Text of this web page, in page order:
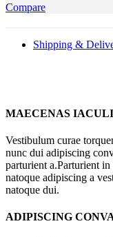
s
Compare
Shipping &
MAECENAS
Vestibulum curae
nunc dui adipiscing
parturient a.Parturient
natoque adipiscing a
natoque dui.
ADIPISCING